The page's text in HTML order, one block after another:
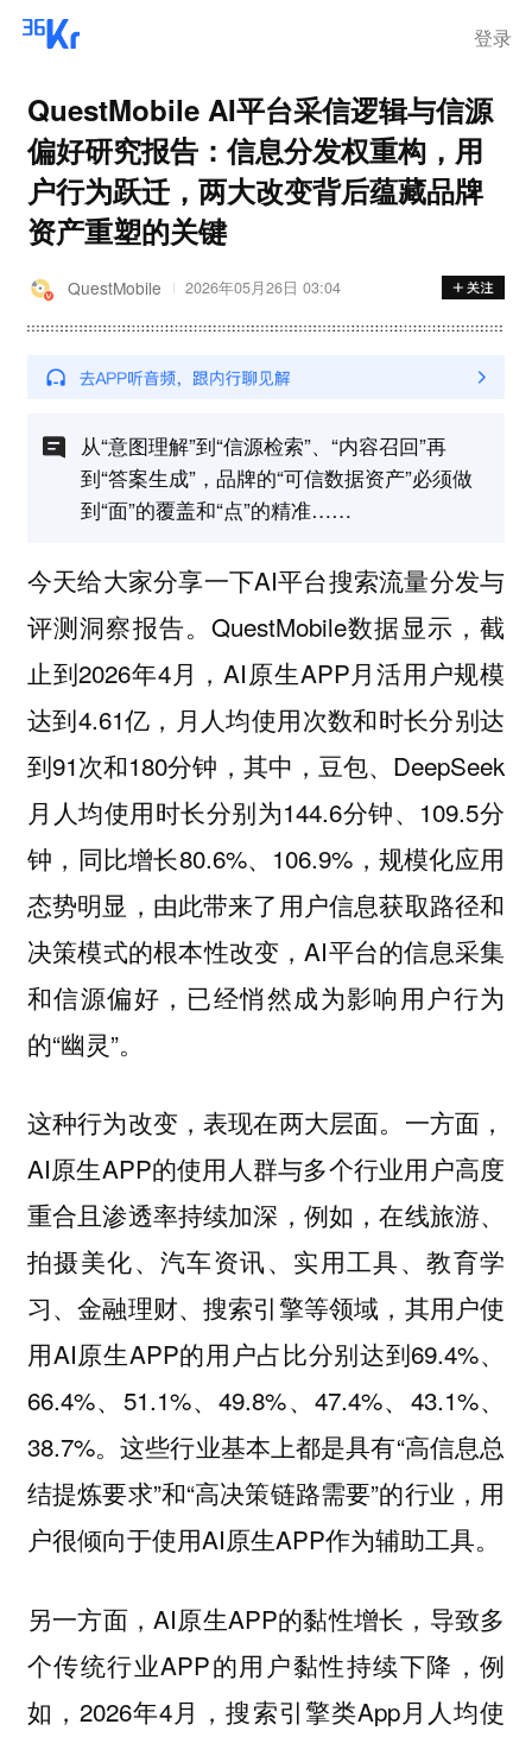
登录
QuestMobile AI平台采信逻辑与信源
偏好研究报告：信息分发权重构，用
户行为跃迁，两大改变背后蕴藏品牌
资产重塑的关键
QuestMobile 2026年05月26日 03:04
从“意图理解”到“信源检索”、“内容召回”再
到“答案生成”，品牌的“可信数据资产”必须做
到“面”的覆盖和“点”的精准……
今天给大家分享一下AI平台搜索流量分发与
评测洞察报告。QuestMobile数据显示，截
止到2026年4月，AI原生APP月活用户规模
达到4.61亿，月人均使用次数和时长分别达
到91次和180分钟，其中，豆包、DeepSeek
月人均使用时长分别为144.6分钟、109.5分
钟，同比增长80.6%、106.9%，规模化应用
态势明显，由此带来了用户信息获取路径和
决策模式的根本性改变，AI平台的信息采集
和信源偏好，已经悄然成为影响用户行为
的“幽灵”。
这种行为改变，表现在两大层面。一方面，
AI原生APP的使用人群与多个行业用户高度
重合且渗透率持续加深，例如，在线旅游、
拍摄美化、汽车资讯、实用工具、教育学
习、金融理财、搜索引擎等领域，其用户使
用AI原生APP的用户占比分别达到69.4%、
66.4%、51.1%、49.8%、47.4%、43.1%、
38.7%。这些行业基本上都是具有“高信息总
结提炼要求”和“高决策链路需要”的行业，用
户很倾向于使用AI原生APP作为辅助工具。
另一方面，AI原生APP的黏性增长，导致多
个传统行业APP的用户黏性持续下降，例
如，2026年4月，搜索引擎类App月人均使